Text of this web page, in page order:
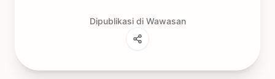
Dipublikasi di Wawasan